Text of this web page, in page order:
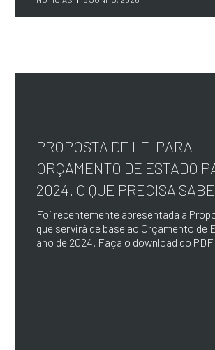
PROPOSTA DE LEI PARA
ORÇAMENTO DE ESTADO
2024. O QUE PRECISA
Foi recentemente apresentada a
que servirá de base ao Orçamento de
ano de 2024. Faça o download do